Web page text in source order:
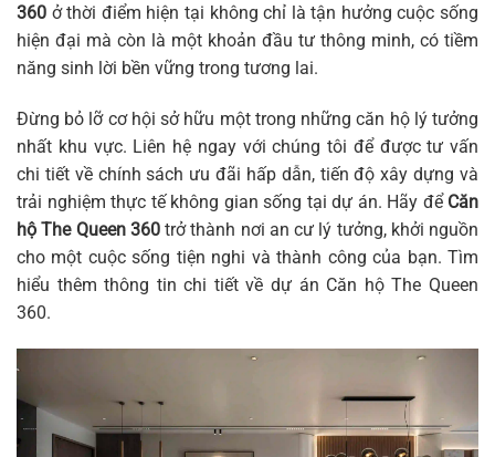
360 ở thời điểm hiện tại không chỉ là tận hưởng cuộc sống
hiện đại mà còn là một khoản đầu tư thông minh, có tiềm
năng sinh lời bền vững trong tương lai.
Đừng bỏ lỡ cơ hội sở hữu một trong những căn hộ lý tưởng
nhất khu vực. Liên hệ ngay với chúng tôi để được tư vấn
chi tiết về chính sách ưu đãi hấp dẫn, tiến độ xây dựng và
trải nghiệm thực tế không gian sống tại dự án. Hãy để Căn
hộ The Queen 360trở thành nơi an cư lý tưởng, khởi nguồn
cho một cuộc sống tiện nghi và thành công của bạn. Tìm
hiểu thêm thông tin chi tiết về dự án Căn hộ The Queen
360.